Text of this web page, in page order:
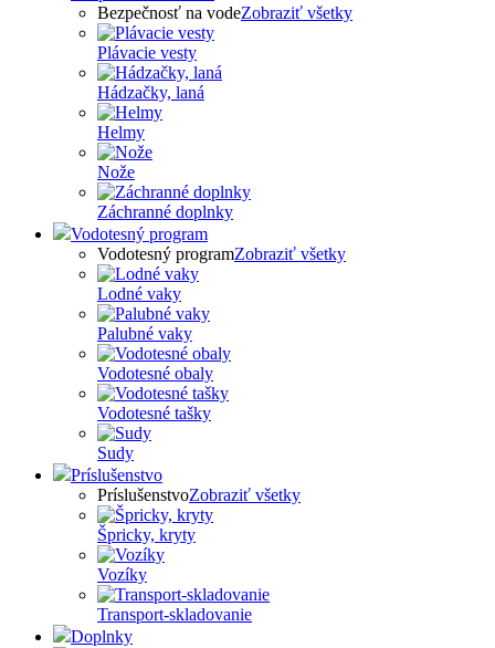
Bezpečnosť na vodeZobraziť všetky
Plávacie vesty
Hádzačky, laná
Helmy
Nože
Záchranné doplnky
Vodotesný program
Vodotesný programZobraziť všetky
Lodné vaky
Palubné vaky
Vodotesné obaly
Vodotesné tašky
Sudy
Príslušenstvo
PríslušenstvoZobraziť všetky
Špricky, kryty
Vozíky
Transport-skladovanie
Doplnky